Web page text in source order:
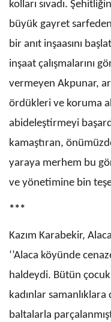
kolları sıvadı.
büyük gayret
bir anıt inşaasını
inşaat çalışmalarını
vermeyen Akpunar,
ördükleri ve koruma
abideleştirmeyi
kamaştıran,
yaraya merhem bu
ve yönetimine bin
***
Kazım Karabekir,
‘’Alaca köyünde
haldeydi. Bütün
kadınlar
baltalarla